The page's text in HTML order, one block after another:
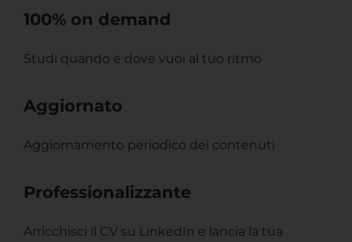
100% on demand
Studi quando e dove vuoi al tuo ritmo
Aggiornato
Aggiornamento periodico dei contenuti
Professionalizzante
Arricchisci il CV su LinkedIn e lancia la tua